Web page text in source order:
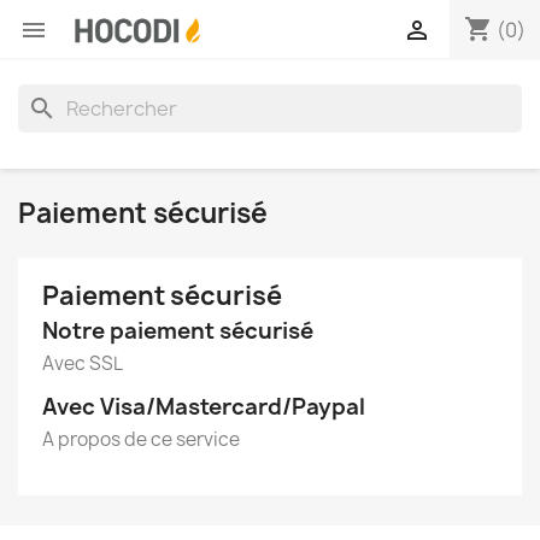
 shopping_cart (0)

search
Paiement sécurisé
Paiement sécurisé
Notre paiement sécurisé
Avec SSL
Avec Visa/Mastercard/Paypal
A propos de ce service